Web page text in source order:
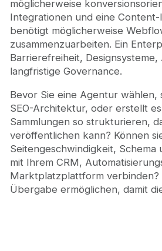
möglicherweise
Integrationen und eine
benötigt möglicherweise
zusammenzuarbeiten. Ein
Barrierefreiheit,
langfristige Governance.
Bevor Sie eine Agentur wählen,
SEO-Architektur, oder erstellt
Sammlungen so strukturieren,
veröffentlichen kann? Können
Seitengeschwindigkeit,
mit Ihrem CRM,
Marktplatzplattform verbinden?
Übergabe ermöglichen, damit